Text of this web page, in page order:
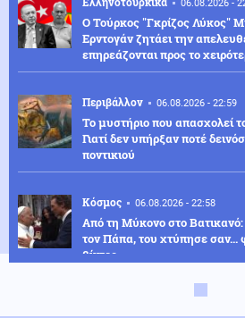
06.08.2026 -
Ο Τούρκος "Γκρίζος Λύκος"
Ερντογάν ζητάει την
επηρεάζονται προς το
Περιβάλλον 06.08.2026 - 22:59
Το μυστήριο που απασχολεί
Γιατί δεν υπήρξαν ποτέ
ποντικιού
Κόσμος 06.08.2026 - 22:58
Από τη Μύκονο στο
τον Πάπα, του χτύπησε σαν...
βίντεο